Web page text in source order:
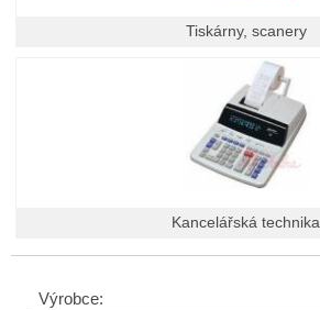
Tiskárny, scanery
Kancelářská technika
Výrobce: